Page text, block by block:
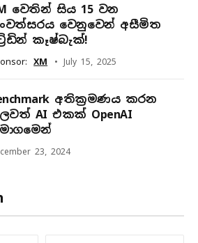
වෙතින් සිය 15 වන
වෙනුවෙන් අසීමිත
කෑෂ්බැක්!
XM July 15, 2025
අතික්‍රමණය කරන
AI එකක් OpenAI
23, 2024